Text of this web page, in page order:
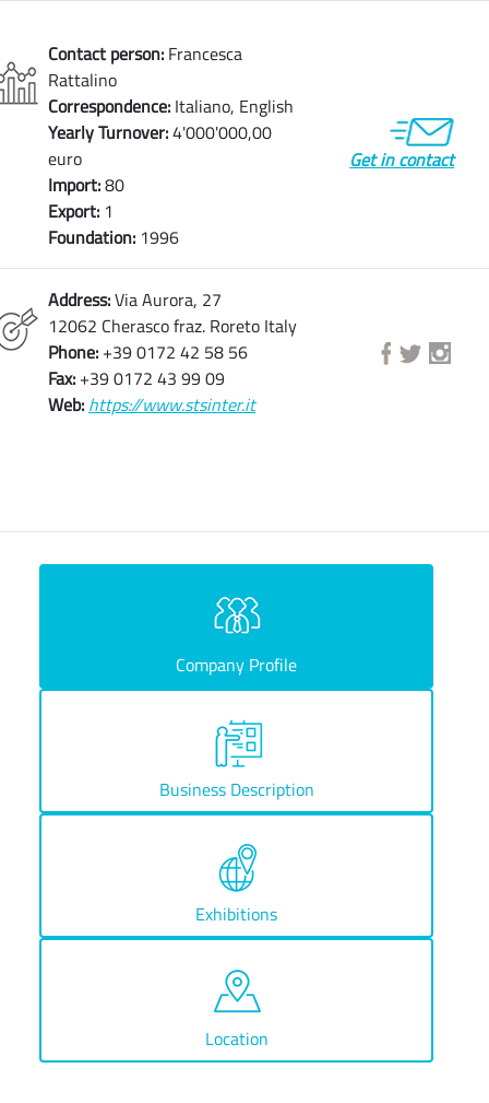
Contact person: Francesca
Rattalino
Correspondence: Italiano, English
Yearly Turnover:4'000'000,00
euro
Import:80
Export: 1
Foundation: 1996
Get in contact
Address:Via Aurora, 27
12062 Cherasco fraz. Roreto Italy
Phone: +39 0172 42 58 56
Fax: +39 0172 43 99 09
Web: https://www.stsinter.it
Company Profile
Business Description
Exhibitions
Location